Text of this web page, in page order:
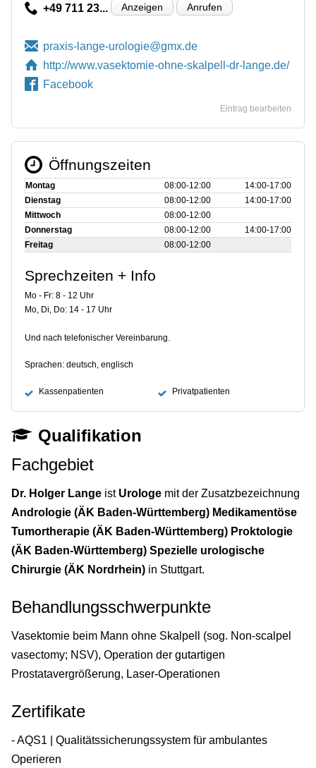
+49 711 23... Anzeigen Anrufen
http://www.vasektomie-ohne-skalpell-dr-lange.de/
Facebook
Eintrag bearbeiten
Öffnungszeiten
Montag 08:00‑12:00
14:00‑17:00
Dienstag
08:00‑12:00
14:00‑17:00
Mittwoch
08:00‑12:00
Donnerstag
08:00‑12:00
14:00‑17:00
Freitag
08:00‑12:00
Sprechzeiten + Info
Mo - Fr: 8 - 12 Uhr
Mo, Di, Do: 14 - 17 Uhr
Und nach telefonischer Vereinbarung.
Sprachen: deutsch, englisch
Kassenpatienten Privatpatienten
Qualifikation
Fachgebiet
Dr. Holger Lange ist Urologe mit der Zusatzbezeichnung
Andrologie (ÄK Baden-Württemberg) Medikamentöse
Tumortherapie (ÄK Baden-Württemberg) Proktologie
(ÄK Baden-Württemberg) Spezielle urologische
Chirurgie (ÄK Nordrhein) in Stuttgart.
Behandlungsschwerpunkte
Vasektomie beim Mann ohne Skalpell (sog. Non-scalpel
vasectomy; NSV), Operation der gutartigen
Prostatavergrößerung, Laser-Operationen
Zertifikate
- AQS1 | Qualitätssicherungssystem für ambulantes
Operieren